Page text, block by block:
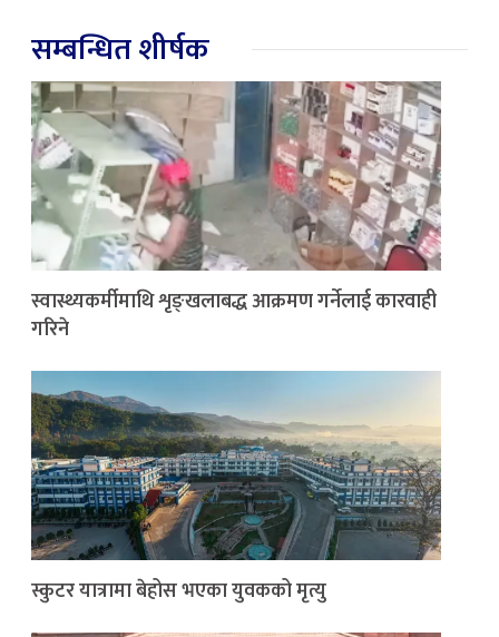
सम्बन्धित शीर्षक
स्वास्थ्यकर्मीमाथि शृङ्खलाबद्ध आक्रमण गर्नेलाई कारवाही
गरिने
स्कुटर यात्रामा बेहोस भएका युवकको मृत्यु